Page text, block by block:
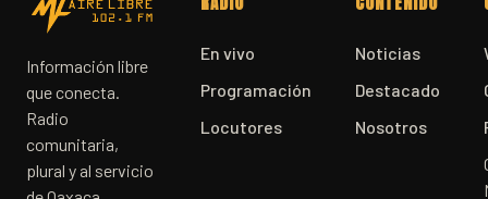
Información libre
que conecta.
Radio
comunitaria,
plural y al servicio
En vivo
Programación
Locutores
Noticias
Destacado
Nosotros